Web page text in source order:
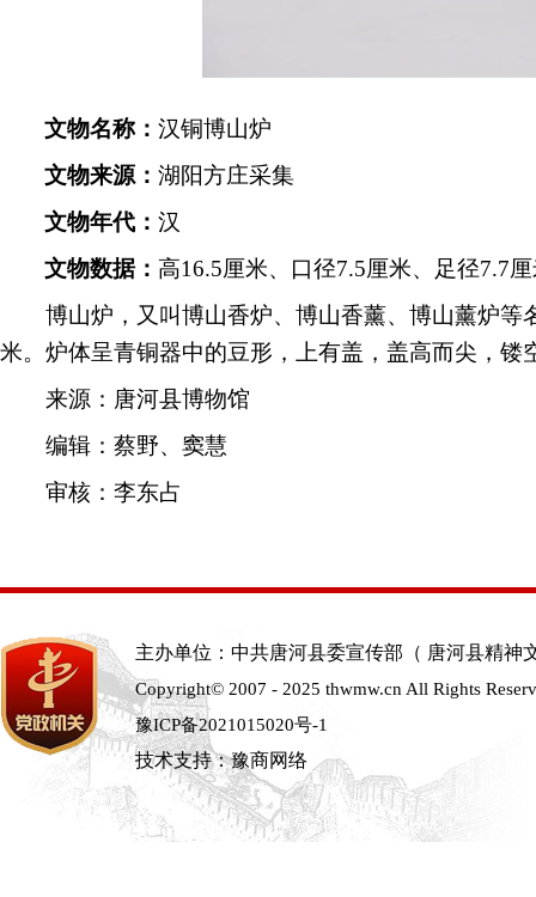
文物名称：汉铜博山炉
文物来源：湖阳方庄采集
文物年代：汉
文物数据：高16.5厘米、口径7.5厘米、足径7.7
博山炉，又叫博山香炉、博山香薰、博山薰炉
米。炉体呈青铜器中的豆形，上有盖，盖高而尖，
来源：唐河县博物馆
编辑：蔡野、窦慧
审核：李东占
主办单位：中共唐河县委宣传部（ 唐河县精神
Copyright© 2007 - 2025 thwmw.cn All Rights
豫ICP备2021015020号-1
技术支持：豫商网络